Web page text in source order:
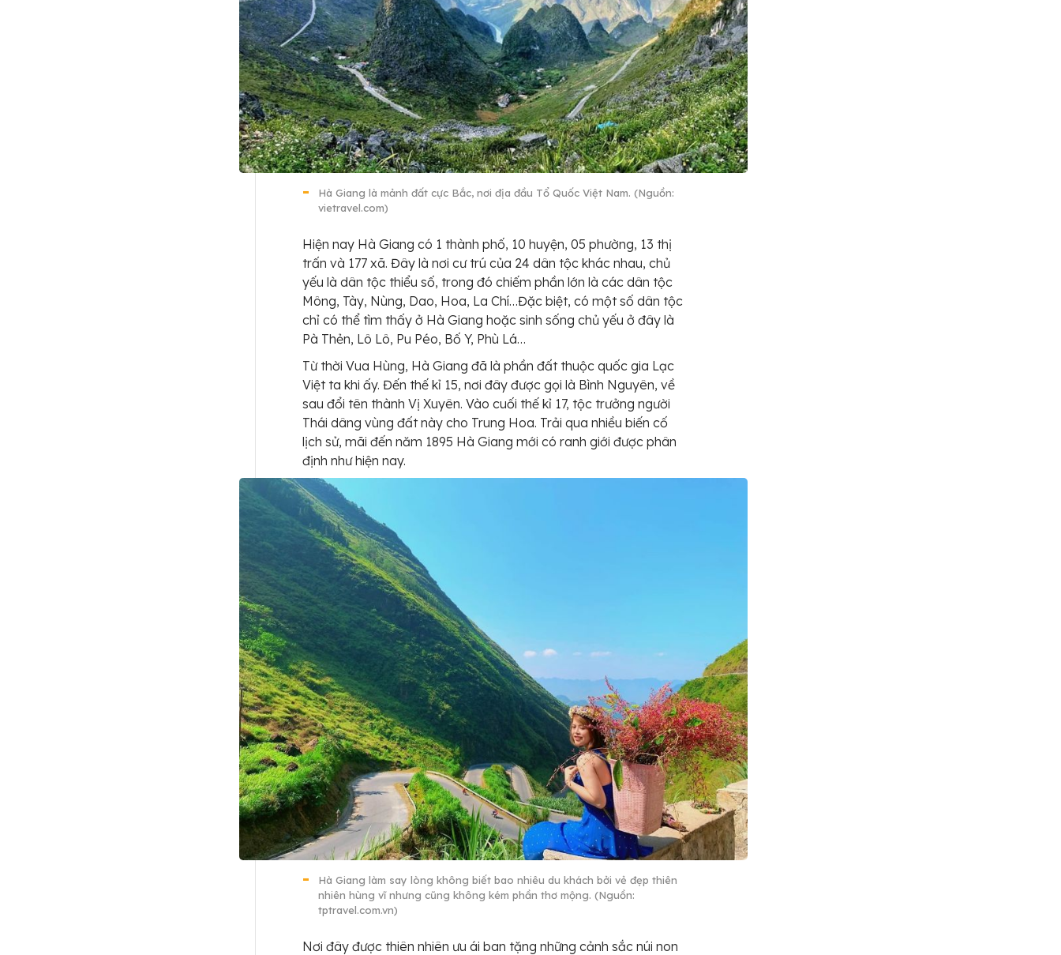
Hà Giang là mảnh đất cực Bắc, nơi địa đầu Tổ Quốc Việt Nam. (Nguồn:
vietravel.com)
Hiện nay Hà Giang có 1 thành phố, 10 huyện, 05 phường, 13 thị
trấn và 177 xã. Đây là nơi cư trú của 24 dân tộc khác nhau, chủ
yếu là dân tộc thiểu số, trong đó chiếm phần lớn là các dân tộc
Mông, Tày, Nùng, Dao, Hoa, La Chí…Đặc biệt, có một số dân tộc
chỉ có thể tìm thấy ở Hà Giang hoặc sinh sống chủ yếu ở đây là
Pà Thẻn, Lô Lô, Pu Péo, Bố Y, Phù Lá…
Từ thời Vua Hùng, Hà Giang đã là phần đất thuộc quốc gia Lạc
Việt ta khi ấy. Đến thế kỉ 15, nơi đây được gọi là Bình Nguyên, về
sau đổi tên thành Vị Xuyên. Vào cuối thế kỉ 17, tộc trưởng người
Thái dâng vùng đất này cho Trung Hoa. Trải qua nhiều biến cố
lịch sử, mãi đến năm 1895 Hà Giang mới có ranh giới được phân
định như hiện nay.
Hà Giang làm say lòng không biết bao nhiêu du khách bởi vẻ đẹp thiên
nhiên hùng vĩ nhưng cũng không kém phần thơ mộng. (Nguồn:
tptravel.com.vn)
Nơi đây được thiên nhiên ưu ái ban tặng những cảnh sắc núi non